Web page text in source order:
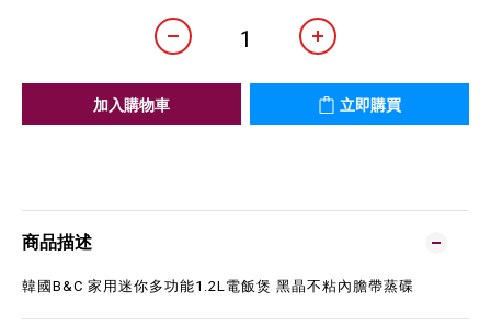
加入購物車 立即購買
商品描述
韓國B&C 家用迷你多功能1.2L電飯煲 黑晶不粘內膽帶蒸碟